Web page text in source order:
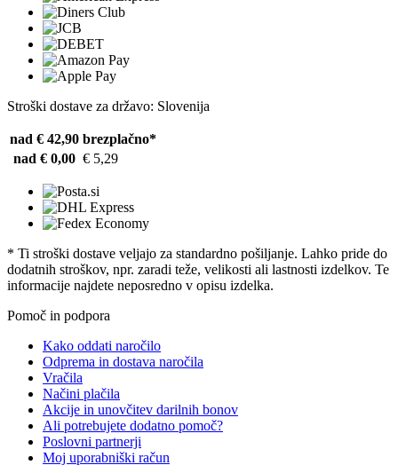
Stroški dostave za državo: Slovenija
nad € 42,90 brezplačno*
nad € 0,00 € 5,29
* Ti stroški dostave veljajo za standardno pošiljanje. Lahko pride do
dodatnih stroškov, npr. zaradi teže, velikosti ali lastnosti izdelkov. Te
informacije najdete neposredno v opisu izdelka.
Pomoč in podpora
Kako oddati naročilo
Odprema in dostava naročila
Vračila
Načini plačila
Akcije in unovčitev darilnih bonov
Ali potrebujete dodatno pomoč?
Poslovni partnerji
Moj uporabniški račun